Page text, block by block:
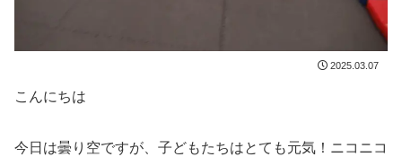
2025.03.07
こんにちは
今日は曇り空ですが、子どもたちはとても元気！ニコニコ